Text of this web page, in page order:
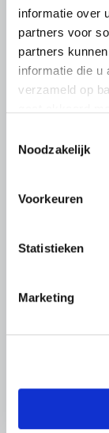
informatie over
partners voor
partners
informatie die u
verzameld op
Noodzakelijk
Voorkeuren
Statistieken
Marketing
6 AUGUSTUS
LTO sluit
leden op om
het voorplein